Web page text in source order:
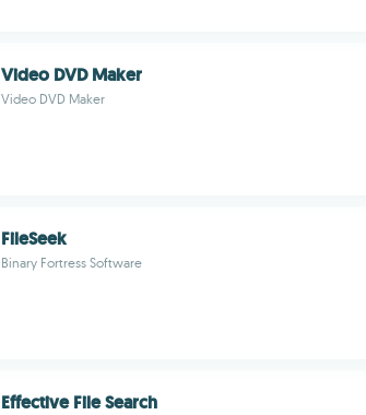
Video DVD Maker
Video DVD Maker
FileSeek
Binary Fortress Software
Effective File Search